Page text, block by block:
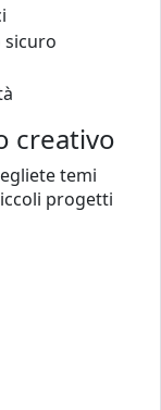
sicuro
creativo
temi
progetti